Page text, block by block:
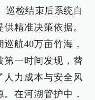
检结束后系统自
精准决策依据。
航40万亩竹海，
第一时间发现，替
人力成本与安全风
在河湖管护中，